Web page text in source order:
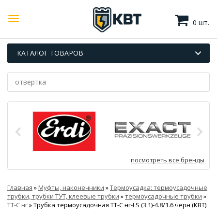
0 шт.
КАТАЛОГ ТОВАРОВ
посмотреть все бренды
Главная »Муфты, наконечники »Термоусадка: термоусадочные
трубки, трубки ТУТ, клеевые трубки »термоусадочные трубки »
ТТ-С нг»Трубка термоусадочная ТТ-С нг-LS (3:1)-4.8/1.6 черн (КВТ)